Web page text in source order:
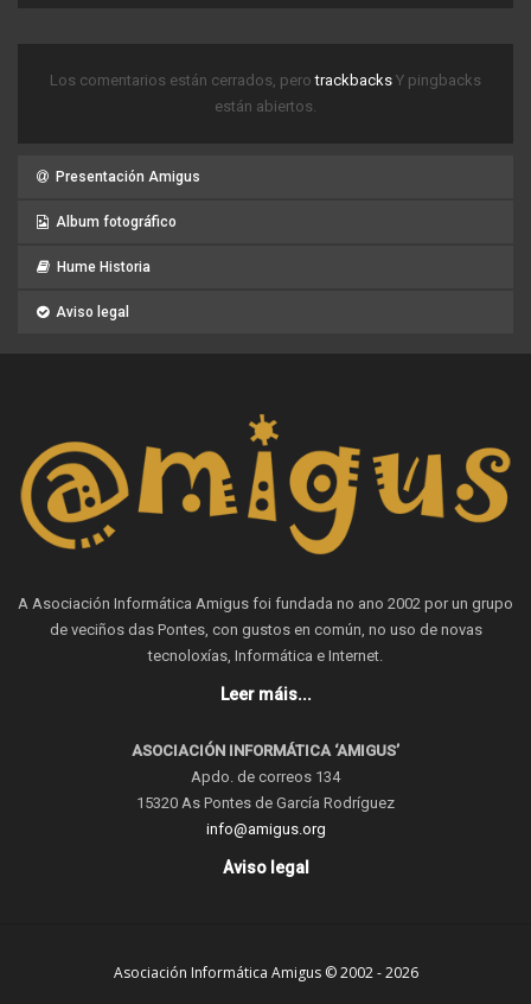
Los comentarios están cerrados, perotrackbacks Y pingbacks
están abiertos.
Presentación Amigus
Album fotográfico
Hume Historia
Aviso legal
A Asociación Informática Amigus foi fundada no ano 2002 por un grupo
de veciños das Pontes, con gustos en común, no uso de novas
tecnoloxías, Informática e Internet.
Leer máis...
ASOCIACIÓN INFORMÁTICA ‘AMIGUS’
Apdo. de correos 134
15320 As Pontes de García Rodríguez
info@amigus.org
Aviso legal
Asociación Informática Amigus © 2002 - 2026